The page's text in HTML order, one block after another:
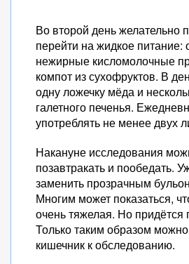
Во второй день желательно
перейти на жидкое питание:
нежирные кисломолочные
компот из сухофруктов. В
одну ложечку мёда и
галетного печенья.
употреблять не менее двух
Накануне исследования
позавтракать и пообедать.
заменить прозрачным
Многим может показаться,
очень тяжелая. Но придётся
Только таким образом
кишечник к обследованию.